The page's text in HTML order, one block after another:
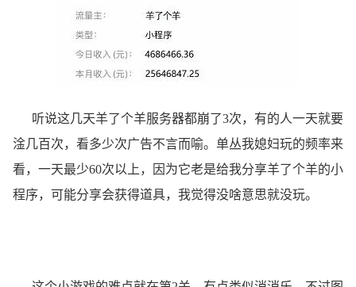
听说这几天羊了个羊服务器都崩了3次，有的人一天就要
淦几百次，看多少次广告不言而喻。单丛我媳妇玩的频率来
看，一天最少60次以上，因为它老是给我分享羊了个羊的小
程序，可能分享会获得道具，我觉得没啥意思就没玩。